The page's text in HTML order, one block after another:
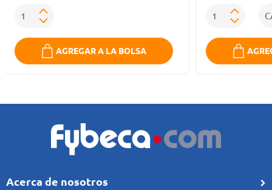
AGREGAR A LA BOLSA
Acerca de nosotros